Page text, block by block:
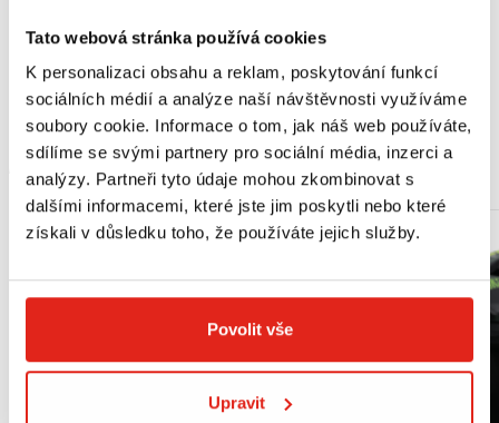
Tato webová stránka používá cookies
K personalizaci obsahu a reklam, poskytování funkcí
sociálních médií a analýze naší návštěvnosti využíváme
soubory cookie. Informace o tom, jak náš web používáte,
sdílíme se svými partnery pro sociální média, inzerci a
analýzy. Partneři tyto údaje mohou zkombinovat s
dalšími informacemi, které jste jim poskytli nebo které
získali v důsledku toho, že používáte jejich služby.
Povolit vše
Upravit
perfektně se hodí pro kratší každodenní túry nebo volný čas a pojme i helmu.
Připevňuje se k stojanu pomocí systému DHV, nově vyvinutého
rychlouzávěru. Jednoduše a pevně se připevní k nosiči jediným stiskem a je
možné ho dodatečně zajistit integrovanou ochranou proti krádeži. Přesvědčí
extrémní odolností a funkčně orientovaným tvarem. Na velké cesty můžete
kombinovat horní kufr URBAN ABS s bočními kufry AERO ABS. Obě pouzdra
dokonale ladí s jejich elegantním a aerodynamickým designem.
Obsah balení:
1 x zámek,
Zobrazit více
MOHLO BY SE VÁM LÍBIT